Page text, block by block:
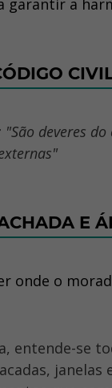
garantir a
"São deveres
E
onde o